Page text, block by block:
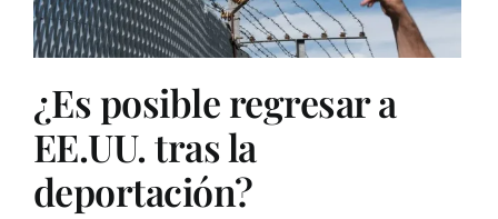
¿Es posible regresar a
EE.UU. tras la
deportación?